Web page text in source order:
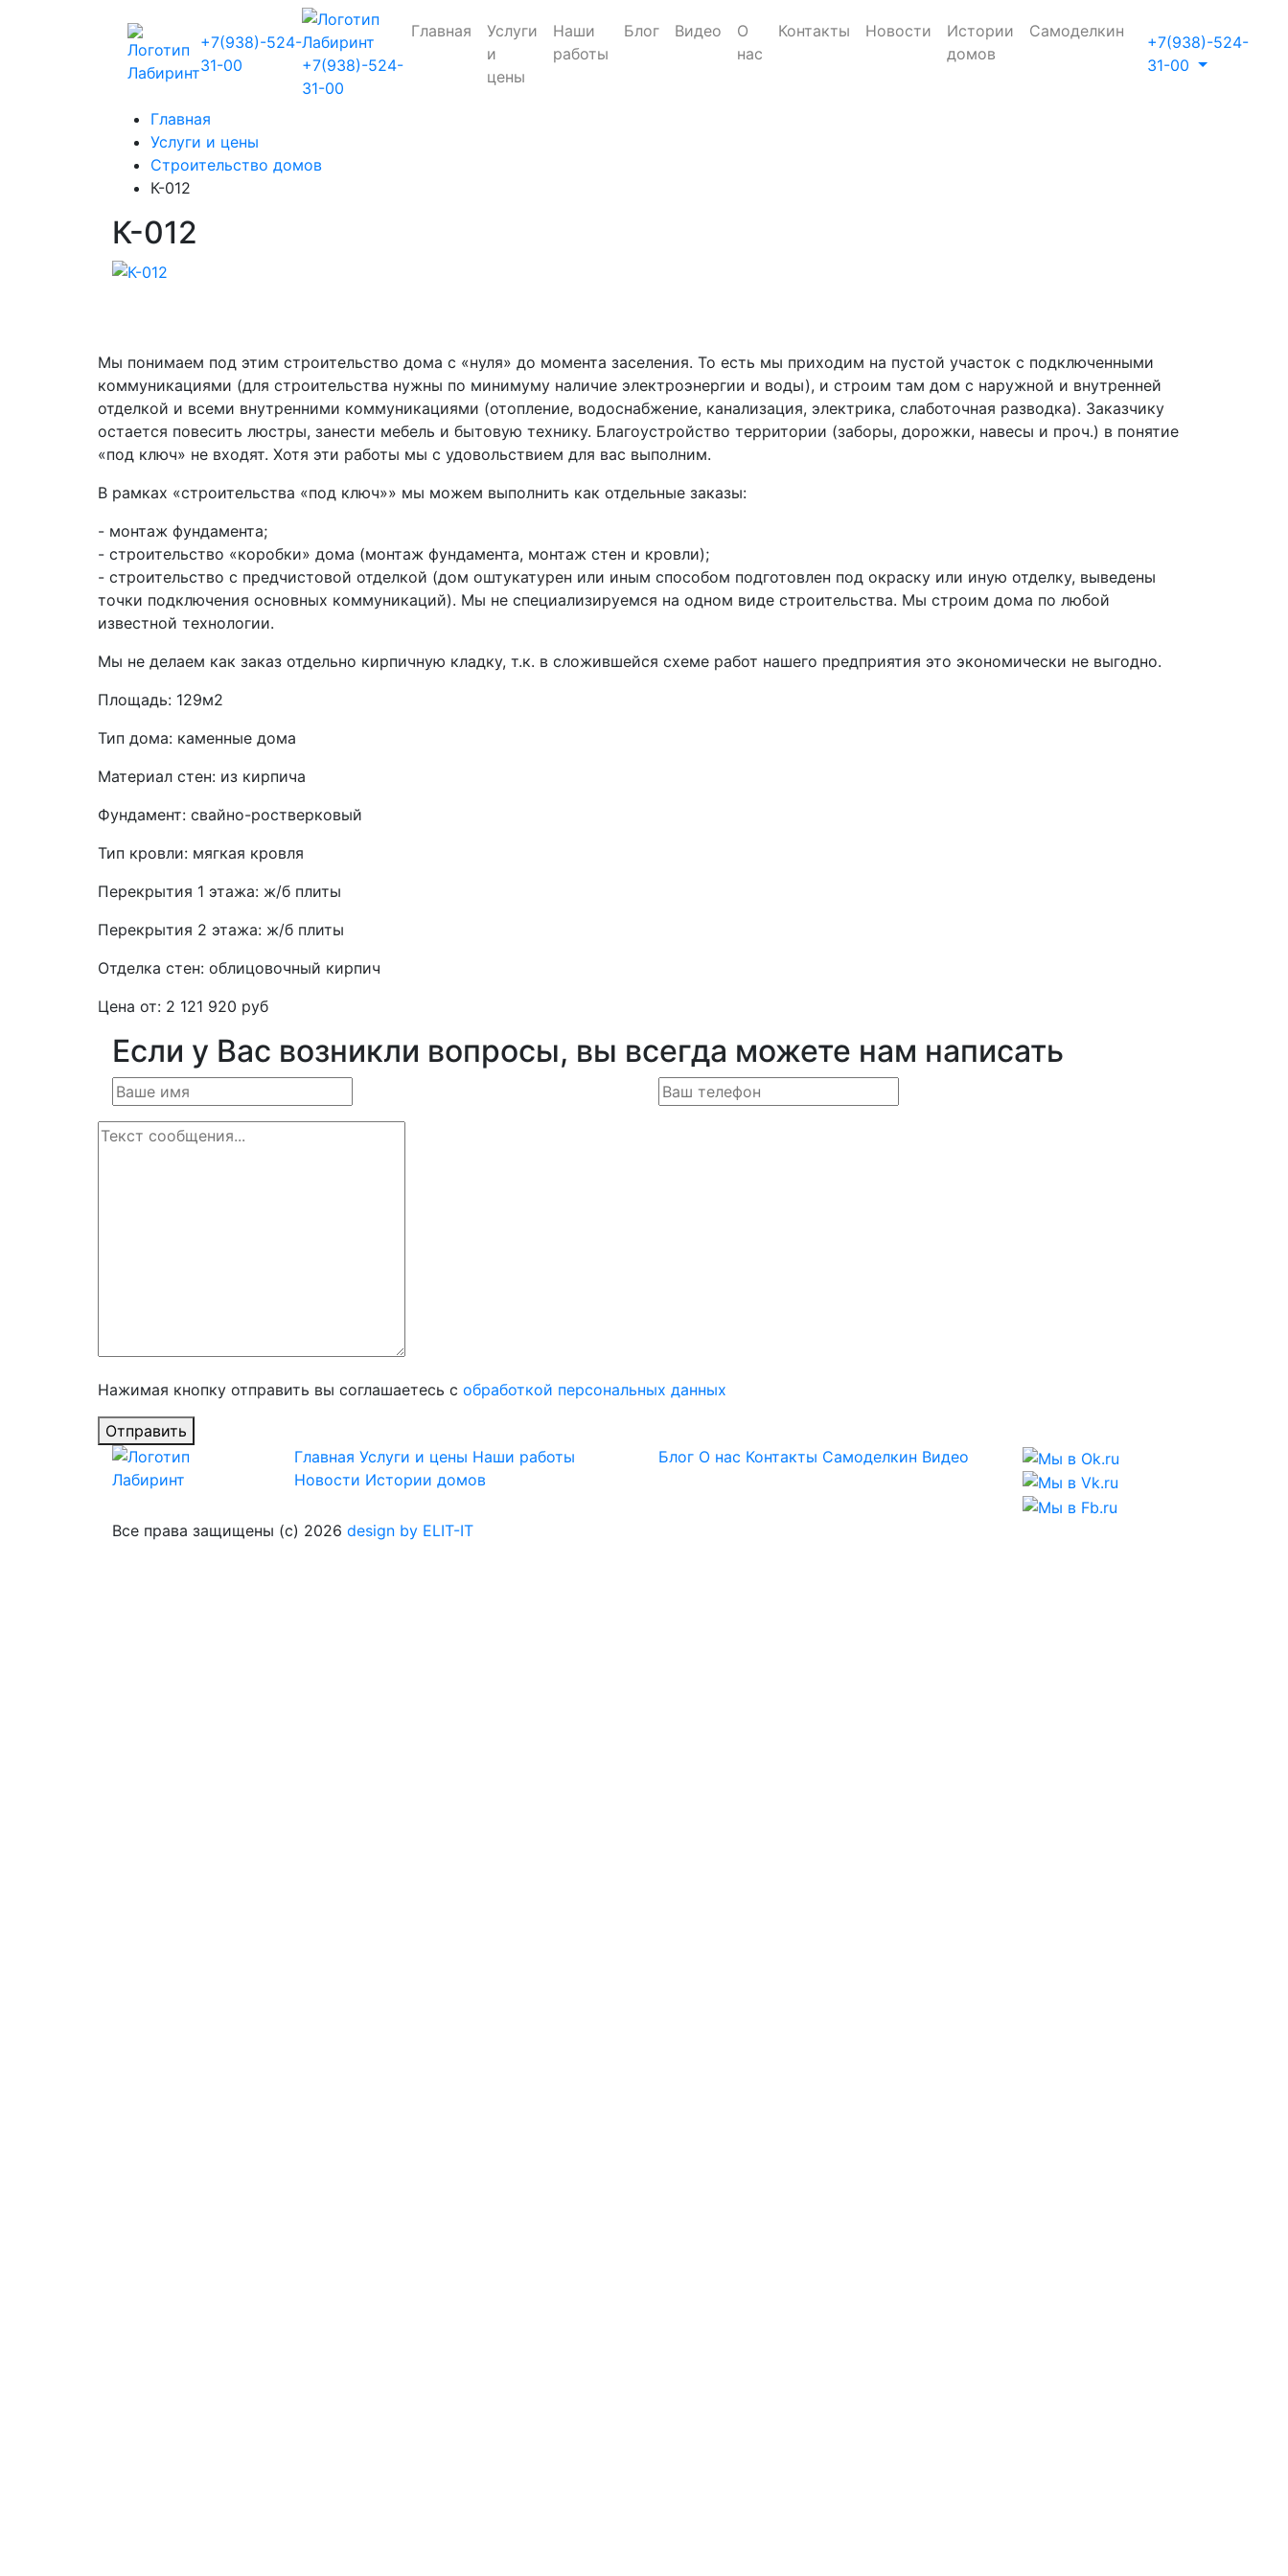
+7(938)-524-
31-00
+7(938)-524-
31-00
Главная
Услуги
и
цены
Наши
работы
Блог Видео
О
нас
Контакты Новости
Истории
домов
Самоделкин
+7(938)-524-
31-00
Главная
Услуги и цены
Строительство домов
К-012
К-012
Мы понимаем под этим строительство дома с «нуля» до момента заселения. То есть мы приходим на пустой участок с подключенными
коммуникациями (для строительства нужны по минимуму наличие электроэнергии и воды), и строим там дом с наружной и внутренней
отделкой и всеми внутренними коммуникациями (отопление, водоснабжение, канализация, электрика, слаботочная разводка). Заказчику
остается повесить люстры, занести мебель и бытовую технику. Благоустройство территории (заборы, дорожки, навесы и проч.) в понятие
«под ключ» не входят. Хотя эти работы мы с удовольствием для вас выполним.
В рамках «строительства «под ключ»» мы можем выполнить как отдельные заказы:
- монтаж фундамента;
- строительство «коробки» дома (монтаж фундамента, монтаж стен и кровли);
- строительство с предчистовой отделкой (дом оштукатурен или иным способом подготовлен под окраску или иную отделку, выведены
точки подключения основных коммуникаций). Мы не специализируемся на одном виде строительства. Мы строим дома по любой
известной технологии.
Мы не делаем как заказ отдельно кирпичную кладку, т.к. в сложившейся схеме работ нашего предприятия это экономически не выгодно.
Площадь: 129м2
Тип дома: каменные дома
Материал стен: из кирпича
Фундамент: свайно-ростверковый
Тип кровли: мягкая кровля
Перекрытия 1 этажа: ж/б плиты
Перекрытия 2 этажа: ж/б плиты
Отделка стен: облицовочный кирпич
Цена от: 2 121 920 руб
Если у Вас возникли вопросы, вы всегда можете нам написать
Нажимая кнопку отправить вы соглашаетесь с обработкой персональных данных
Отправить
Главная Услуги и цены Наши работы
Новости Истории домов
Блог О нас Контакты Самоделкин Видео
Все права защищены (с) 2026 design by ELIT-IT